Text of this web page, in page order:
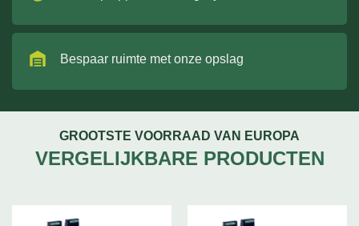
Bespaar ruimte met onze opslag
GROOTSTE VOORRAAD VAN EUROPA
VERGELIJKBARE PRODUCTEN